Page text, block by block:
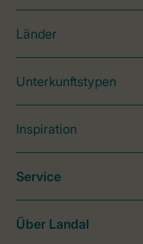
Länder
Unterkunftstypen
Inspiration
Service
Über Landal